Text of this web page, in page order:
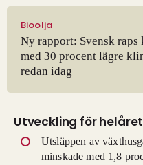
Bioolja
Ny rapport: Svensk raps
med 30 procent lägre
redan idag
Utveckling för
Utsläppen av
minskade med 1,8